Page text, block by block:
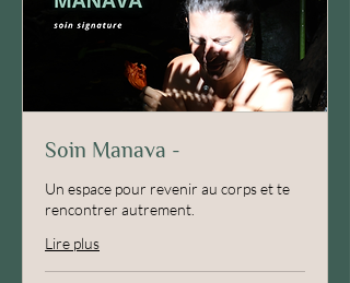
Soin Manava -
Un espace pour revenir au corps et te
rencontrer autrement.
Lire plus